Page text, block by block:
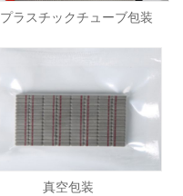
プラスチックチューブ包装
真空包装